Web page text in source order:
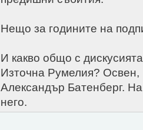
Нещо за годините на
И какво общо с
Източна Румелия? Освен,
Александър Батенберг.
него.